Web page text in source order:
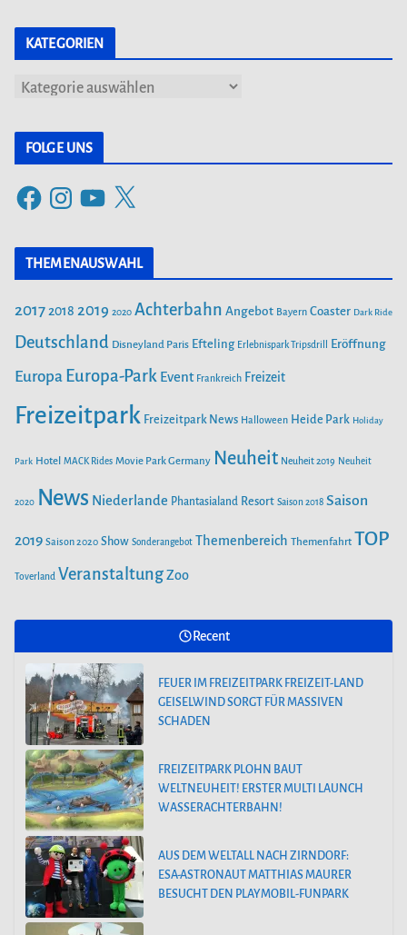
KATEGORIEN
K
g
e
n
FOLGE UNS
F
c
o
o
s
t
g
r
m
Y
u
T
b
e
X
THEMENAUSWAHL
2017 2018 2019 2020 Achterbahn Angebot Bayern Coaster Dark Ride
Deutschland Disneyland Paris Efteling Erlebnispark Tripsdrill Eröffnung
Europa Europa-Park Event Frankreich Freizeit
Freizeitpark Freizeitpark News Halloween Heide Park Holiday
Park Hotel MACK Rides Movie Park Germany Neuheit Neuheit 2019 Neuheit
2020 News Niederlande Phantasialand Resort Saison 2018 Saison
2019 Saison 2020 Show Sonderangebot Themenbereich Themenfahrt TOP
Toverland VeranstaltungZoo
Recent
FEUER IM FREIZEITPARK FREIZEIT-LAND
GEISELWIND SORGT FÜR MASSIVEN
SCHADEN
FREIZEITPARK PLOHN BAUT
WELTNEUHEIT! ERSTER MULTI LAUNCH
WASSERACHTERBAHN!
AUS DEM WELTALL NACH ZIRNDORF:
ESA-ASTRONAUT MATTHIAS MAURER
BESUCHT DEN PLAYMOBIL-FUNPARK